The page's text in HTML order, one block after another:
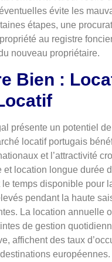
évite les
étapes, une
au registre
nouveau propriétaire.
Bien :
présente un potentiel
locatif portugais
et l’attractivité
location longue durée
temps disponible pour
pendant la haute
La location annuelle
de gestion
affichent des taux
européennes.